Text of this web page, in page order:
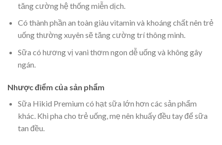
tăng cường hệ thống miễn dịch.
Có thành phần an toàn giàu vitamin và khoáng chất nên trẻ
uống thường xuyên sẽ tăng cường trí thông minh.
Sữa có hương vị vani thơm ngon dễ uống và không gây
ngán.
Nhược điểm của sản phẩm
Sữa Hikid Premium có hạt sữa lớn hơn các sản phẩm
khác. Khi pha cho trẻ uống, mẹ nên khuấy đều tay để sữa
tan đều.